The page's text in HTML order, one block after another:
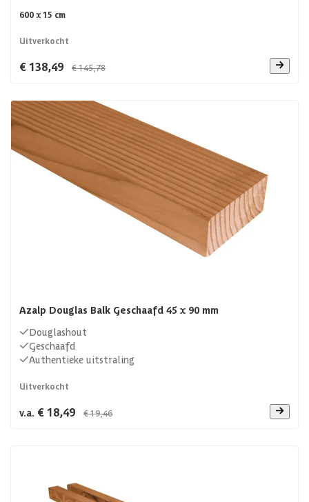
600 x 15 cm
Uitverkocht
€ 138,49 € 145,78
Azalp Douglas Balk Geschaafd 45 x 90 mm
Douglashout
Geschaafd
Authentieke uitstraling
Uitverkocht
v.a. € 18,49 € 19,46